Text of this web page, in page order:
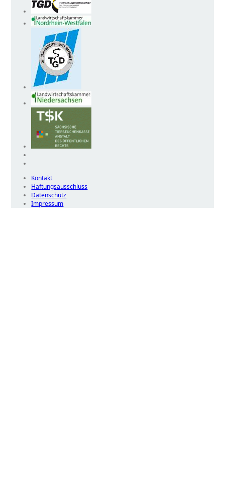
Kontakt
Haftungsausschluss
Datenschutz
Impressum